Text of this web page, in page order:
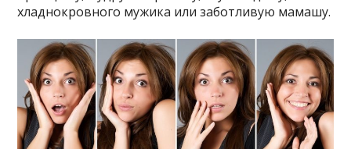
хладнокровного мужика или заботливую мамашу.